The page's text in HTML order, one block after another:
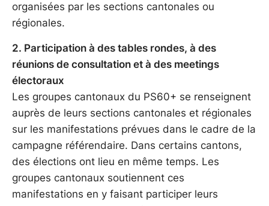
organisées par les sections cantonales ou
régionales.
2. Participation à des tables rondes, à des
réunions de consultation et à des meetings
électoraux
Les groupes cantonaux du PS60+ se renseignent
auprès de leurs sections cantonales et régionales
sur les manifestations prévues dans le cadre de la
campagne référendaire. Dans certains cantons,
des élections ont lieu en même temps. Les
groupes cantonaux soutiennent ces
manifestations en y faisant participer leurs